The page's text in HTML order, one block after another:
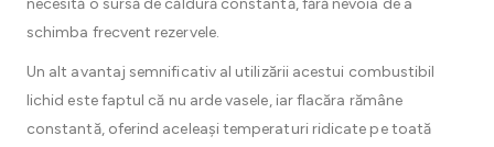
necesită o sursă de căldură constantă, fără nevoia de a
schimba frecvent rezervele.
Un alt avantaj semnificativ al utilizării acestui combustibil
lichid este faptul că nu arde vasele, iar flacăra rămâne
constantă, oferind aceleași temperaturi ridicate pe toată